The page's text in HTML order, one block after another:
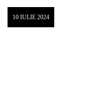
10 IULIE 2024